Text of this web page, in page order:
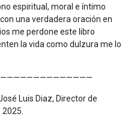
espiritual, moral e íntimo
una verdadera oración en
me perdone este libro
la vida como dulzura me lo
Luis Diaz, Director de
2025.
y en la calle como en la